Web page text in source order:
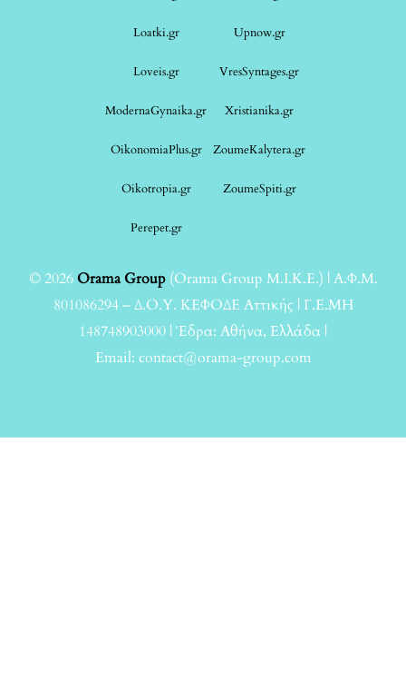
Loatki.gr Upnow.gr
Loveis.gr VresSyntages.gr
ModernaGynaika.gr Xristianika.gr
OikonomiaPlus.gr ZoumeKalytera.gr
Oikotropia.gr ZoumeSpiti.gr
Perepet.gr
© 2026Orama Group(Orama Group Μ.Ι.Κ.Ε.) | Α.Φ.Μ.
801086294 – Δ.Ο.Υ. ΚΕΦΟΔΕ Αττικής | Γ.Ε.ΜΗ
148748903000 | Έδρα: Αθήνα, Ελλάδα |
Email: contact@orama-group.com